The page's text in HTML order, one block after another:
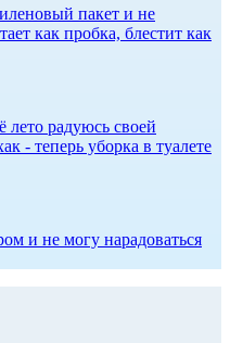
пакет и не
как пробка, блестит как
лето радуюсь своей
- теперь уборка в туалете
и не могу нарадоваться